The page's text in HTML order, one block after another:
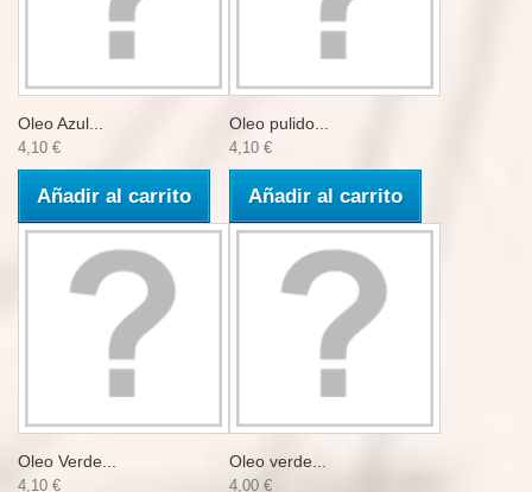
Oleo Azul...
4,10 €
Añadir al carrito
Oleo pulido...
4,10 €
Añadir al carrito
Oleo Verde...
4,10 €
Oleo verde...
4,00 €